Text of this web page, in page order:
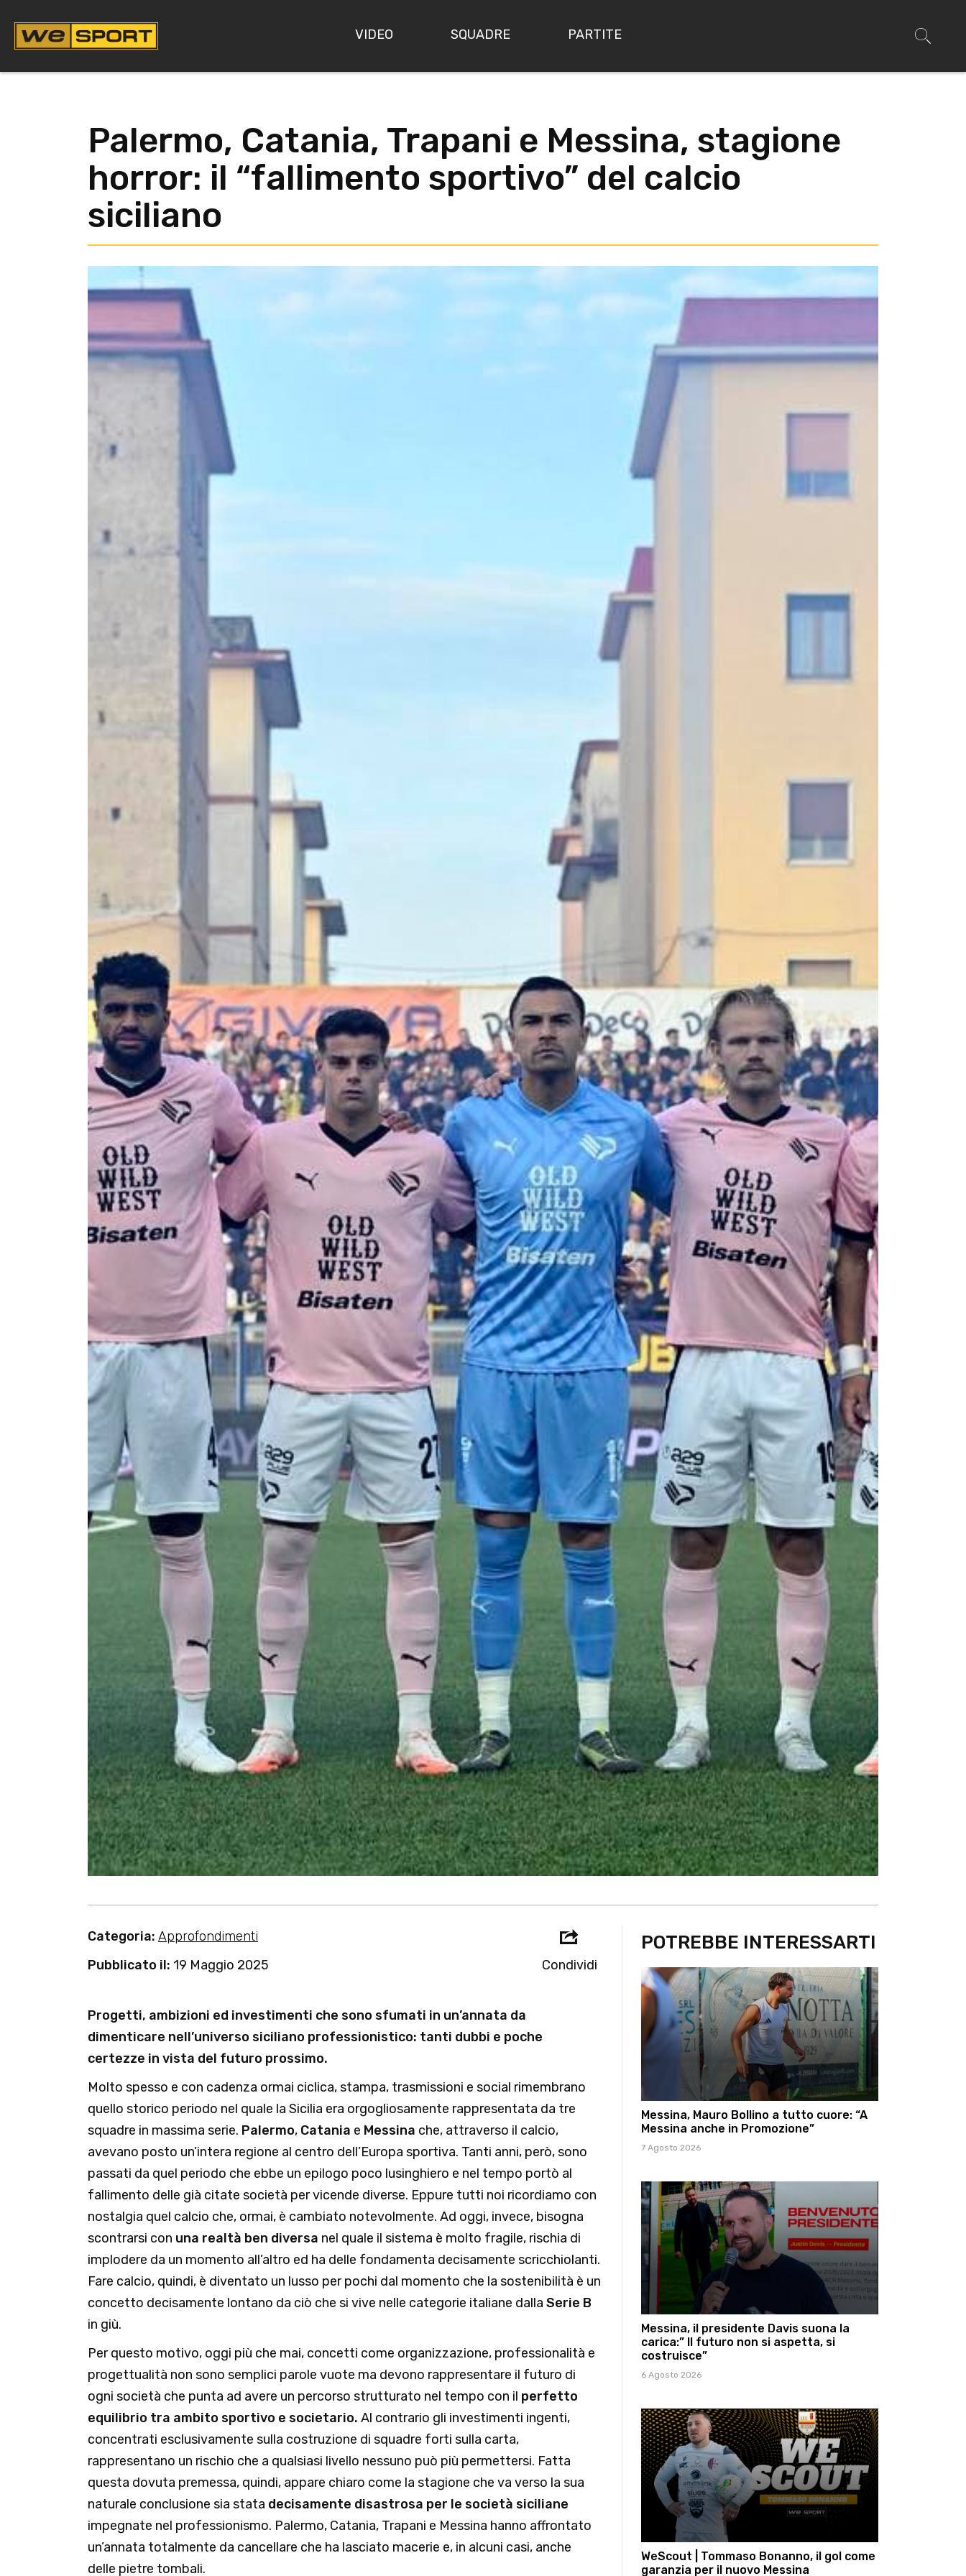
contenuto
VIDEO SQUADRE PARTITE
Palermo, Catania, Trapani e Messina, stagione
horror: il “fallimento sportivo” del calcio
siciliano
Categoria: Approfondimenti
Pubblicato il: 19 Maggio 2025 Condividi
Progetti, ambizioni ed investimenti che sono sfumati in un’annata da
dimenticare nell’universo siciliano professionistico: tanti dubbi e poche
certezze in vista del futuro prossimo.
Molto spesso e con cadenza ormai ciclica, stampa, trasmissioni e social rimembrano
quello storico periodo nel quale la Sicilia era orgogliosamente rappresentata da tre
squadre in massima serie. Palermo, Catania e Messina che, attraverso il calcio,
avevano posto un’intera regione al centro dell’Europa sportiva. Tanti anni, però, sono
passati da quel periodo che ebbe un epilogo poco lusinghiero e nel tempo portò al
fallimento delle già citate società per vicende diverse. Eppure tutti noi ricordiamo con
nostalgia quel calcio che, ormai, è cambiato notevolmente. Ad oggi, invece, bisogna
scontrarsi con una realtà ben diversa nel quale il sistema è molto fragile, rischia di
implodere da un momento all’altro ed ha delle fondamenta decisamente scricchiolanti.
Fare calcio, quindi, è diventato un lusso per pochi dal momento che la sostenibilità è un
concetto decisamente lontano da ciò che si vive nelle categorie italiane dalla Serie B
in giù.
Per questo motivo, oggi più che mai, concetti come organizzazione, professionalità e
progettualità non sono semplici parole vuote ma devono rappresentare il futuro di
ogni società che punta ad avere un percorso strutturato nel tempo con il perfetto
equilibrio tra ambito sportivo e societario. Al contrario gli investimenti ingenti,
concentrati esclusivamente sulla costruzione di squadre forti sulla carta,
rappresentano un rischio che a qualsiasi livello nessuno può più permettersi. Fatta
questa dovuta premessa, quindi, appare chiaro come la stagione che va verso la sua
naturale conclusione sia stata decisamente disastrosa per le società siciliane
impegnate nel professionismo. Palermo, Catania, Trapani e Messina hanno affrontato
un’annata totalmente da cancellare che ha lasciato macerie e, in alcuni casi, anche
delle pietre tombali.
POTREBBE INTERESSARTI
Messina, Mauro Bollino a tutto cuore: “A
Messina anche in Promozione”
7 Agosto 2026
Messina, il presidente Davis suona la
carica:” Il futuro non si aspetta, si
costruisce”
6 Agosto 2026
WeScout | Tommaso Bonanno, il gol come
garanzia per il nuovo Messina